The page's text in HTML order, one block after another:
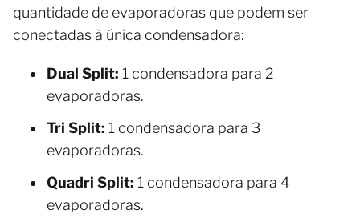
quantidade de evaporadoras que podem ser
conectadas à única condensadora:
Dual Split: 1 condensadora para 2
evaporadoras.
Tri Split: 1 condensadora para 3
evaporadoras.
Quadri Split: 1 condensadora para 4
evaporadoras.